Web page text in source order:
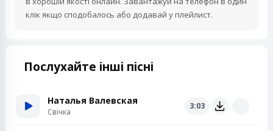
клік якщо сподобалось або додавай у плейлист.
Послухайте інші пісні
Наталья Валевская
Свiчка
3:03